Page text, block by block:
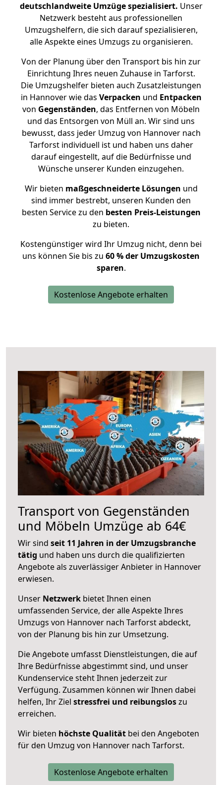
deutschlandweite Umzüge spezialisiert. Unser
Netzwerk besteht aus professionellen
Umzugshelfern, die sich darauf spezialisieren,
alle Aspekte eines Umzugs zu organisieren.
Von der Planung über den Transport bis hin zur
Einrichtung Ihres neuen Zuhause in Tarforst.
Die Umzugshelfer bieten auch Zusatzleistungen
in Hannover wie das Verpacken und Entpacken
von Gegenständen, das Entfernen von Möbeln
und das Entsorgen von Müll an. Wir sind uns
bewusst, dass jeder Umzug von Hannover nach
Tarforst individuell ist und haben uns daher
darauf eingestellt, auf die Bedürfnisse und
Wünsche unserer Kunden einzugehen.
Wir bieten maßgeschneiderte Lösungen und
sind immer bestrebt, unseren Kunden den
besten Service zu den besten Preis-Leistungen
zu bieten.
Kostengünstiger wird Ihr Umzug nicht, denn bei
uns können Sie bis zu 60 % der Umzugskosten
sparen.
Kostenlose Angebote erhalten
Transport von Gegenständen
und Möbeln Umzüge ab 64€
Wir sind seit 11 Jahren in der Umzugsbranche
tätig und haben uns durch die qualifizierten
Angebote als zuverlässiger Anbieter in Hannover
erwiesen.
Unser Netzwerk bietet Ihnen einen
umfassenden Service, der alle Aspekte Ihres
Umzugs von Hannover nach Tarforst abdeckt,
von der Planung bis hin zur Umsetzung.
Die Angebote umfasst Dienstleistungen, die auf
Ihre Bedürfnisse abgestimmt sind, und unser
Kundenservice steht Ihnen jederzeit zur
Verfügung. Zusammen können wir Ihnen dabei
helfen, Ihr Ziel stressfrei und reibungsloszu
erreichen.
Wir bieten höchste Qualität bei den Angeboten
für den Umzug von Hannover nach Tarforst.
Kostenlose Angebote erhalten